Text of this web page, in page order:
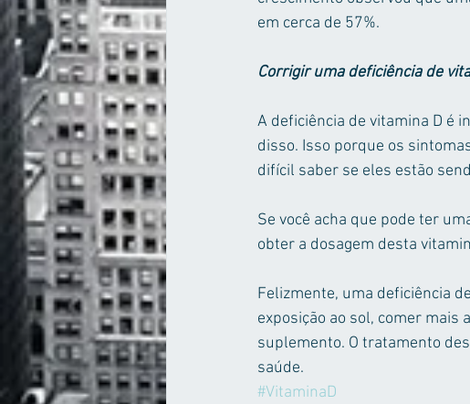
em cerca de 57%.
Corrigir uma deficiência de
A deficiência de vitamina D é
disso. Isso porque os
difícil saber se eles estão
Se você acha que pode ter
obter a dosagem desta
Felizmente, uma deficiência
exposição ao sol, comer
suplemento. O tratamento
saúde.
#VitaminaD